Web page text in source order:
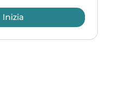
Inizia